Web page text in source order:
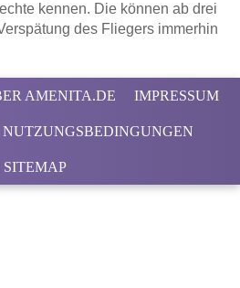
kennen. Die können ab drei
des Fliegers immerhin
AMENITA.DE IMPRESSUM
NUTZUNGSBEDINGUNGEN
SITEMAP